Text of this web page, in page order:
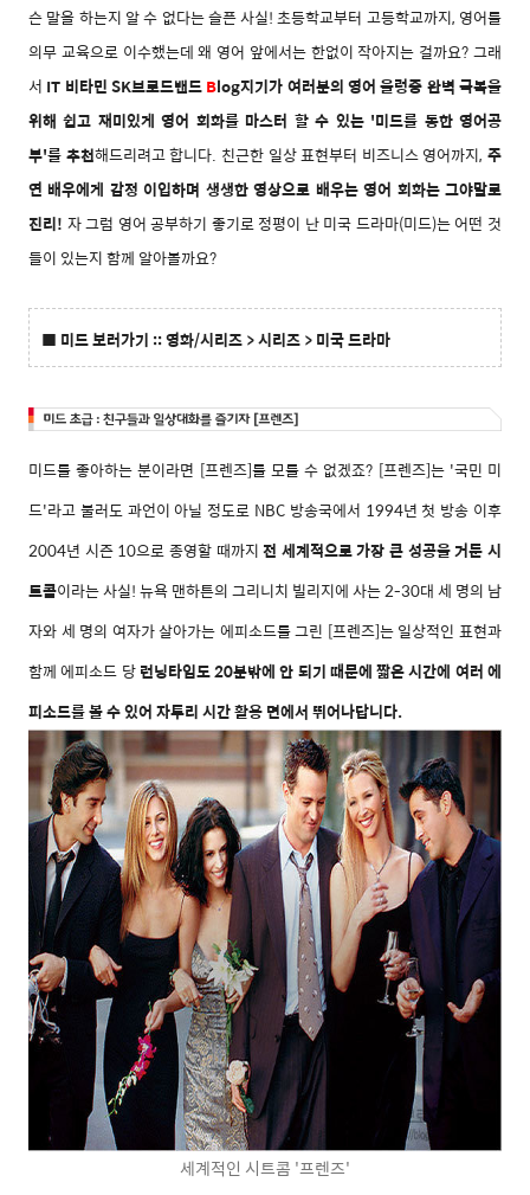
슨 말을 하는지 알 수 없다는 슬픈 사실! 초등학교부터 고등학교까지, 영어를
의무 교육으로 이수했는데 왜 영어 앞에서는 한없이 작아지는 걸까요? 그래
서 IT 비타민 SK브로드밴드Blog지기가 여러분의 영어 울렁증 완벽 극복을
위해쉽고 재미있게 영어 회화를 마스터 할 수 있는 '미드를 통한 영어공
부'를 추천해드리려고 합니다. 친근한 일상 표현부터 비즈니스 영어까지, 주
연 배우에게 감정 이입하며 생생한 영상으로 배우는 영어 회화는 그야말로
진리! 자 그럼 영어 공부하기 좋기로 정평이 난 미국 드라마(미드)는 어떤 것
들이 있는지 함께 알아볼까요?
■ 미드 보러가기 ::영화/시리즈 > 시리즈 > 미국 드라마
미드를 좋아하는 분이라면 [프렌즈]를 모를 수 없겠죠? [프렌즈]는'국민 미
드'라고 불러도 과언이 아닐 정도로 NBC 방송국에서 1994년 첫 방송 이후
2004년 시즌 10으로 종영할 때까지전 세계적으로 가장 큰 성공을 거둔 시
트콤이라는 사실!뉴욕 맨하튼의 그리니치 빌리지에 사는 2-30대 세 명의 남
자와 세 명의 여자가 살아가는 에피소드를 그린 [프렌즈]는 일상적인 표현과
함께 에피소드 당런닝타임도 20분밖에 안 되기 때문에 짧은 시간에 여러 에
피소드를 볼 수 있어 자투리 시간 활용 면에서 뛰어나답니다.
세계적인 시트콤 '프렌즈'